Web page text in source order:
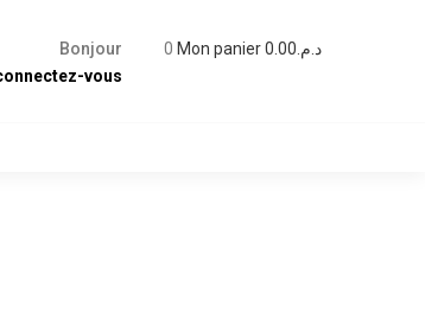
Bonjour
vous
0 Mon panier د.م. 0.00